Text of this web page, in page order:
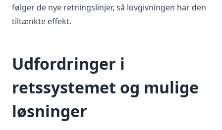
følger de nye retningslinjer, så lovgivningen har den
tiltænkte effekt.
Udfordringer i
retssystemet og mulige
løsninger